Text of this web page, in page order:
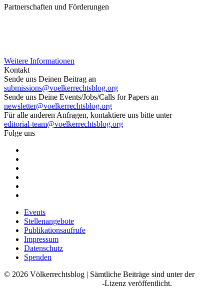
Partnerschaften und Förderungen
Weitere Informationen
Kontakt
Sende uns Deinen Beitrag an
submissions@voelkerrechtsblog.org
Sende uns Deine Events/Jobs/Calls for Papers an
newsletter@voelkerrechtsblog.org
Für alle anderen Anfragen, kontaktiere uns bitte unter
editorial-team@voelkerrechtsblog.org
Folge uns
Events
Stellenangebote
Publikationsaufrufe
Impressum
Datenschutz
Spenden
© 2026 Völkerrechtsblog | Sämtliche Beiträge sind unter der
-Lizenz veröffentlicht.